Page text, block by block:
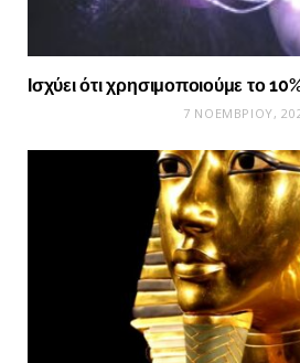
Ισχύει ότι χρησιμοποιούμε το
7 ΝΟΕΜΒΡΊΟΥ,